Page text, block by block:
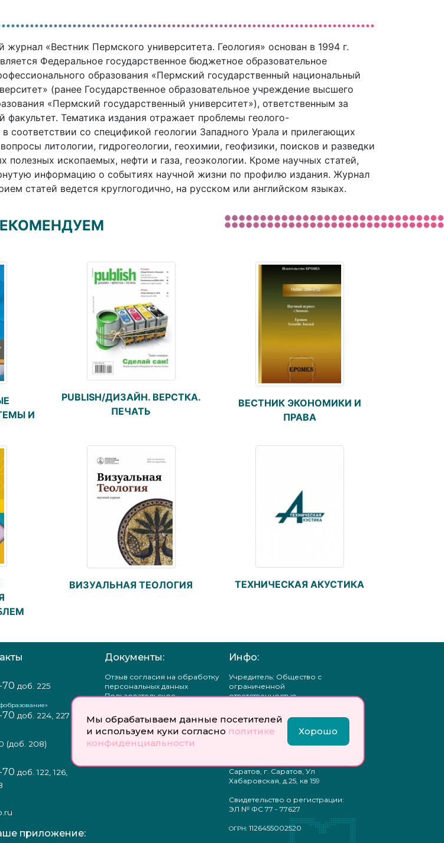
Мы обрабатываем данные посетителей
и используем куки согласно политике
конфиденциальности
Хорошо
«Вестник Пермского университета. Геология» основан в 1994 г.
Федеральное государственное бюджетное образовательное
образования «Пермский государственный национальный
(ранее Государственное образовательное учреждение высшего
«Пермский государственный университет»), ответственным за
факультет. Тематика издания отражает проблемы геолого-
соответствии со спецификой геологии Западного Урала и прилегающих
литологии, гидрогеологии, геохимии, геофизики, поисков и разведки
полезных ископаемых, нефти и газа, геоэкологии. Кроме научных статей,
информацию о событиях научной жизни по профилю издания. Журнал
статей ведется круглогодично, на русском или английском языках.
И
PUBLISH/ДИЗАЙН. ВЕРСТКА.
ПЕЧАТЬ
ВЕСТНИК ЭКОНОМИКИ И
ПРАВА
ВИЗУАЛЬНАЯ ТЕОЛОГИЯ ТЕХНИЧЕСКАЯ АКУСТИКА
70 доб. 225
70 доб. 224, 227
(доб. 208)
70 доб. 122, 126,
приложение:
Документы:
Отзыв согласия на обработку
персональных данных
Пользовательское
Политика
конфиденциальности
Положение о защите
персональных данных
Инфо:
Учредитель: Общество с
ограниченной
ответственностью
Главный редактор: Богатырева
Е. А.
Саратов, г. Саратов, Ул
Хабаровская, д.25, кв 159
Свидетельство о регистрации:
ЭЛ № ФС 77 - 77627
ОГРН: 1126455002520